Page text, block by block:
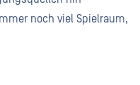
noch viel Spielraum,